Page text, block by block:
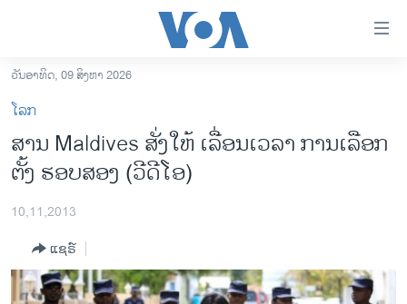
ເຂົ້າ
ຫາ
ຂ້າມ
ຂ້າມ
ຫາ
ອາເມຣິກາ
ຂ່າວ​ຈີນ
ໂລກ
ເອເຊຍ
ວັນອາທິດ, 09 ສິງຫາ 2026
ໂລກ
ສານ Maldives ສັ່ງໃຫ້ ເລື່ອນເວລາ ການເລືອກ
ຕັ້ງ ຮອບສອງ (ວີດີໂອ)
10,11,2013
ແຊຣ໌